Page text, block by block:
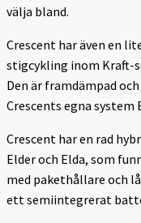
välja bland.
Crescent har även en
stigcykling inom Kraft-
Den är framdämpad
Crescents egna system
Crescent har en rad
Elder och Elda, som
med pakethållare och
ett semiintegrerat